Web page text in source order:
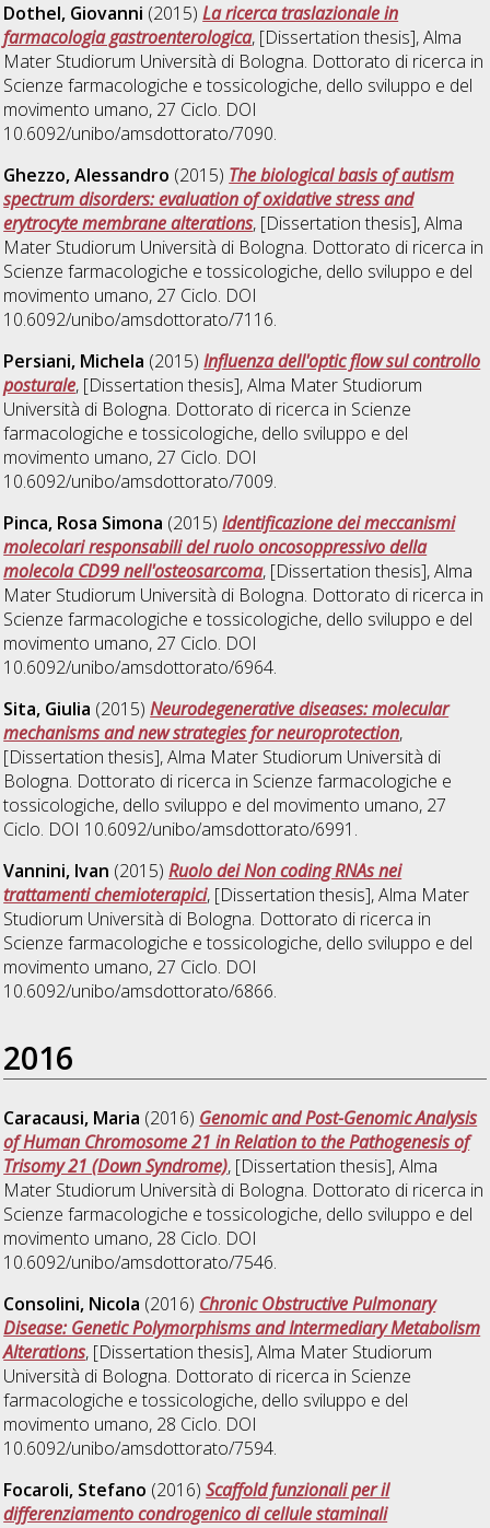
Dothel, Giovanni (2015)La ricerca traslazionale in
farmacologia gastroenterologica, [Dissertation thesis], Alma
Mater Studiorum Università di Bologna. Dottorato di ricerca in
Scienze farmacologiche e tossicologiche, dello sviluppo e del
movimento umano, 27 Ciclo. DOI
10.6092/unibo/amsdottorato/7090.
Ghezzo, Alessandro (2015) The biological basis of autism
spectrum disorders: evaluation of oxidative stress and
erytrocyte membrane alterations, [Dissertation thesis], Alma
Mater Studiorum Università di Bologna. Dottorato di ricerca in
Scienze farmacologiche e tossicologiche, dello sviluppo e del
movimento umano, 27 Ciclo. DOI
10.6092/unibo/amsdottorato/7116.
Persiani, Michela (2015)Influenza dell'optic flow sul controllo
posturale, [Dissertation thesis], Alma Mater Studiorum
Università di Bologna. Dottorato di ricerca in Scienze
farmacologiche e tossicologiche, dello sviluppo e del
movimento umano, 27 Ciclo. DOI
10.6092/unibo/amsdottorato/7009.
Pinca, Rosa Simona (2015)Identificazione dei meccanismi
molecolari responsabili del ruolo oncosoppressivo della
molecola CD99 nell'osteosarcoma, [Dissertation thesis], Alma
Mater Studiorum Università di Bologna. Dottorato di ricerca in
Scienze farmacologiche e tossicologiche, dello sviluppo e del
movimento umano, 27 Ciclo. DOI
10.6092/unibo/amsdottorato/6964.
Sita, Giulia (2015)Neurodegenerative diseases: molecular
mechanisms and new strategies for neuroprotection,
[Dissertation thesis], Alma Mater Studiorum Università di
Bologna. Dottorato di ricerca in Scienze farmacologiche e
tossicologiche, dello sviluppo e del movimento umano, 27
Ciclo. DOI 10.6092/unibo/amsdottorato/6991.
Vannini, Ivan (2015)Ruolo dei Non coding RNAs nei
trattamenti chemioterapici, [Dissertation thesis], Alma Mater
Studiorum Università di Bologna. Dottorato di ricerca in
Scienze farmacologiche e tossicologiche, dello sviluppo e del
movimento umano, 27 Ciclo. DOI
10.6092/unibo/amsdottorato/6866.
2016
Caracausi, Maria (2016) Genomic and Post-Genomic Analysis
of Human Chromosome 21 in Relation to the Pathogenesis of
Trisomy 21 (Down Syndrome), [Dissertation thesis], Alma
Mater Studiorum Università di Bologna. Dottorato di ricerca in
Scienze farmacologiche e tossicologiche, dello sviluppo e del
movimento umano, 28 Ciclo. DOI
10.6092/unibo/amsdottorato/7546.
Consolini, Nicola (2016) Chronic Obstructive Pulmonary
Disease: Genetic Polymorphisms and Intermediary Metabolism
Alterations, [Dissertation thesis], Alma Mater Studiorum
Università di Bologna. Dottorato di ricerca in Scienze
farmacologiche e tossicologiche, dello sviluppo e del
movimento umano, 28 Ciclo. DOI
10.6092/unibo/amsdottorato/7594.
Focaroli, Stefano (2016)Scaffold funzionali per il
differenziamento condrogenico di cellule staminali